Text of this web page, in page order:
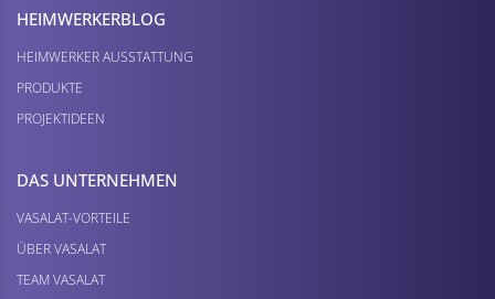
HEIMWERKER­BLOG
HEIMWERKER AUSSTATTUNG
PRODUKTE
PROJEKTIDEEN
DAS UNTERNEHMEN
VASALAT-VORTEILE
ÜBER VASALAT
TEAM VASALAT